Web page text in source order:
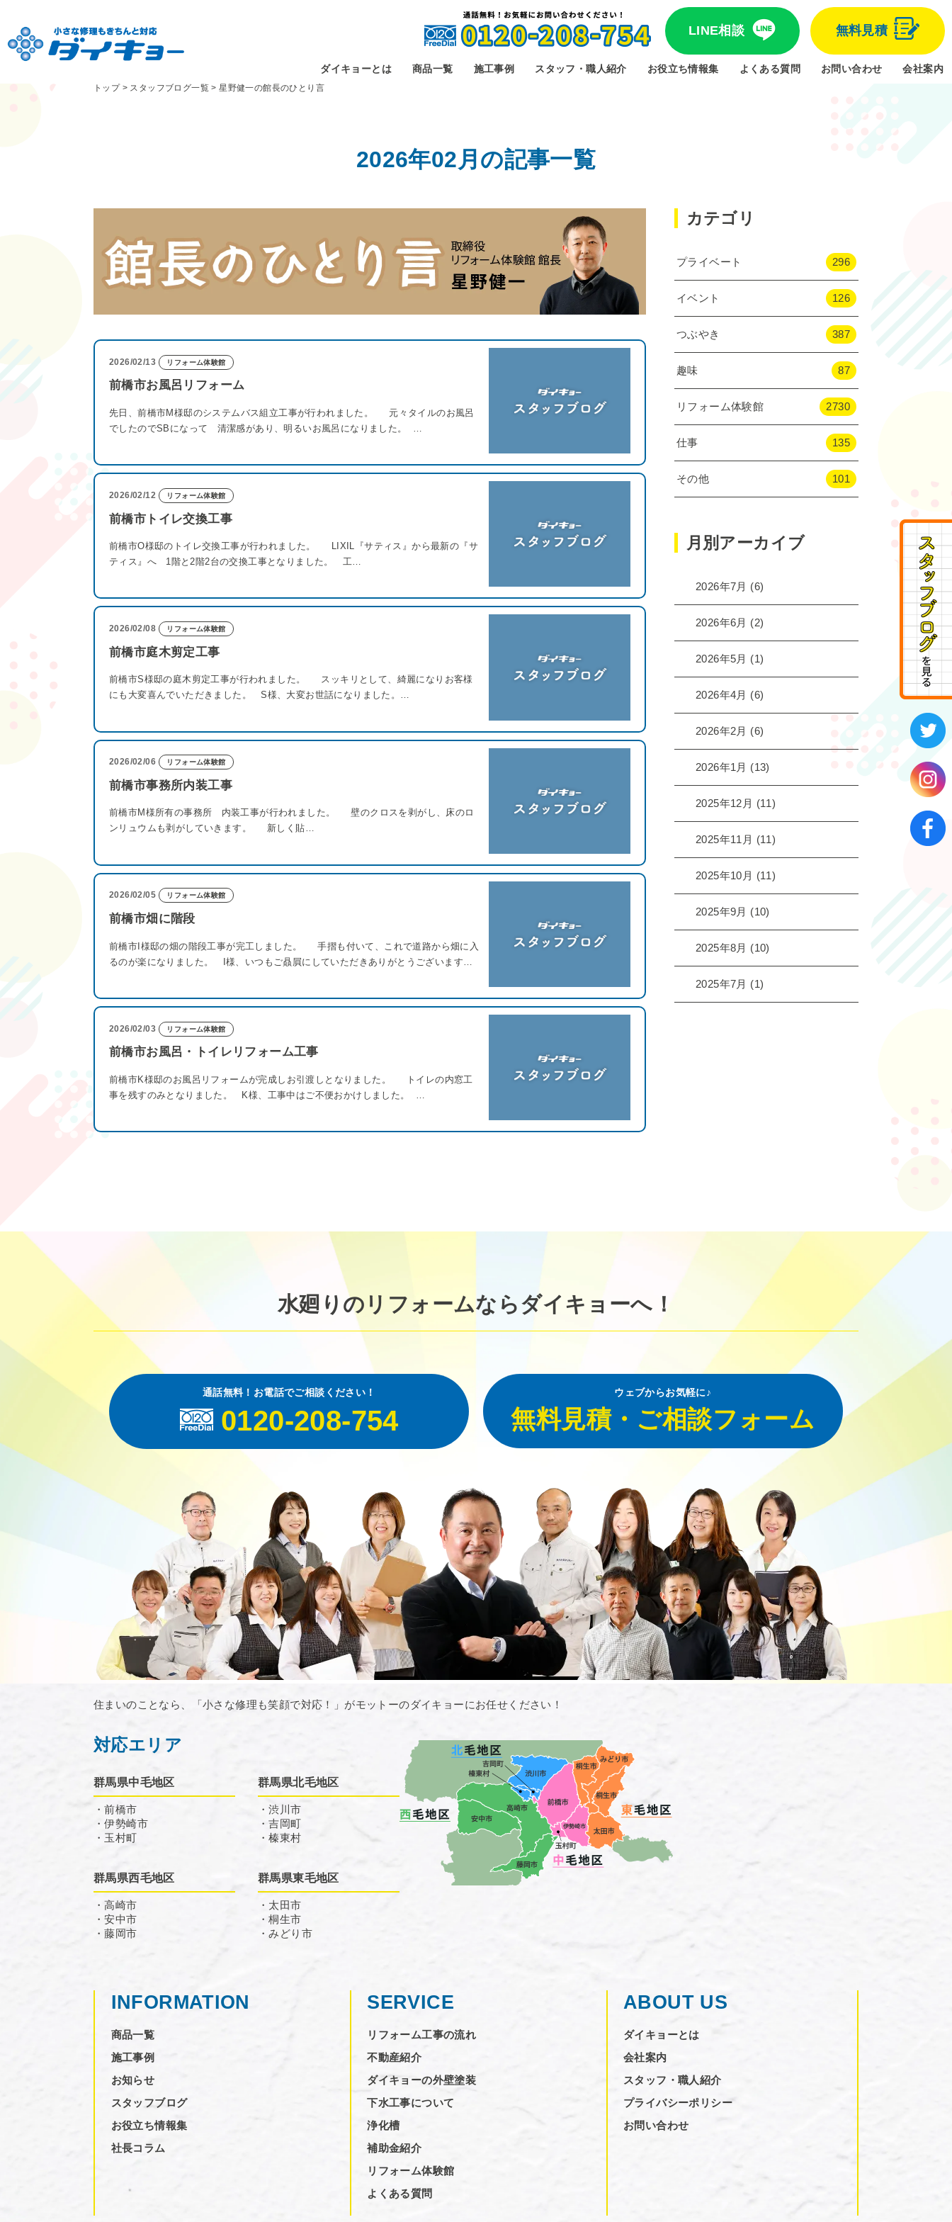
LINE相談 無料見積
ダイキョーとは 商品一覧 施工事例 スタッフ・職人紹介 お役立ち情報集 よくある質問 お問い合わせ 会社案内
トップ> スタッフブログ一覧 >星野健一の館長のひとり言
2026年02月の記事一覧
2026/02/13 リフォーム体験館
前橋市お風呂リフォーム
先日、前橋市M様邸のシステムバス組立工事が行われました。 元々タイルのお風呂
でしたのでSBになって 清潔感があり、明るいお風呂になりました。 …
2026/02/12 リフォーム体験館
前橋市トイレ交換工事
前橋市O様邸のトイレ交換工事が行われました。 LIXIL『サティス』から最新の『サ
ティス』へ 1階と2階2台の交換工事となりました。 工…
2026/02/08 リフォーム体験館
前橋市庭木剪定工事
前橋市S様邸の庭木剪定工事が行われました。 スッキリとして、綺麗になりお客様
にも大変喜んでいただきました。 S様、大変お世話になりました。…
2026/02/06 リフォーム体験館
前橋市事務所内装工事
前橋市M様所有の事務所 内装工事が行われました。 壁のクロスを剥がし、床のロ
ンリュウムも剥がしていきます。 新しく貼…
2026/02/05 リフォーム体験館
前橋市畑に階段
前橋市I様邸の畑の階段工事が完工しました。 手摺も付いて、これで道路から畑に入
るのが楽になりました。 I様、いつもご贔屓にしていただきありがとうございます…
2026/02/03 リフォーム体験館
前橋市お風呂・トイレリフォーム工事
前橋市K様邸のお風呂リフォームが完成しお引渡しとなりました。 トイレの内窓工
事を残すのみとなりました。 K様、工事中はご不便おかけしました。 …
カテゴリ
プライベート 296
イベント 126
つぶやき 387
趣味 87
リフォーム体験館 2730
仕事 135
その他 101
月別アーカイブ
2026年7月 (6)
2026年6月 (2)
2026年5月 (1)
2026年4月 (6)
2026年2月 (6)
2026年1月 (13)
2025年12月 (11)
2025年11月 (11)
2025年10月 (11)
2025年9月 (10)
2025年8月 (10)
2025年7月 (1)
水廻りのリフォームならダイキョーへ！
通話無料！お電話でご相談ください！
0120-208-754
ウェブからお気軽に♪
無料見積・ご相談フォーム
住まいのことなら、「小さな修理も笑顔で対応！」がモットーのダイキョーにお任せください！
対応エリア
群馬県中毛地区
・前橋市
・伊勢崎市
・玉村町
群馬県北毛地区
・渋川市
・吉岡町
・榛東村
群馬県西毛地区
・高崎市
・安中市
・藤岡市
群馬県東毛地区
・太田市
・桐生市
・みどり市
INFORMATION
商品一覧
施工事例
お知らせ
スタッフブログ
お役立ち情報集
社長コラム
SERVICE
リフォーム工事の流れ
不動産紹介
ダイキョーの外壁塗装
下水工事について
浄化槽
補助金紹介
リフォーム体験館
よくある質問
ABOUT US
ダイキョーとは
会社案内
スタッフ・職人紹介
プライバシーポリシー
お問い合わせ